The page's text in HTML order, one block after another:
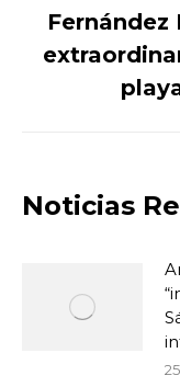
Noticias